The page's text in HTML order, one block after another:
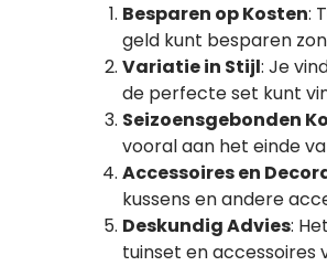
Besparen op Kosten:
geld kunt besparen
Variatie in Stijl: Je
de perfecte set kunt
Seizoensgebonden
vooral aan het einde
Accessoires en
kussens en andere
Deskundig Advies:
tuinset en accessoires